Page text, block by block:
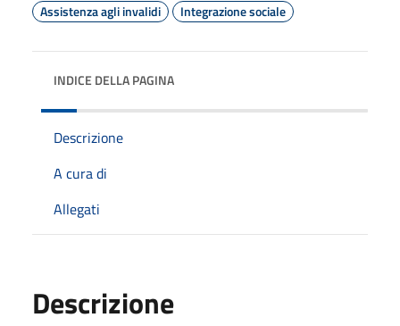
Assistenza agli invalidi
Integrazione sociale
INDICE DELLA PAGINA
Descrizione
A cura di
Allegati
Descrizione